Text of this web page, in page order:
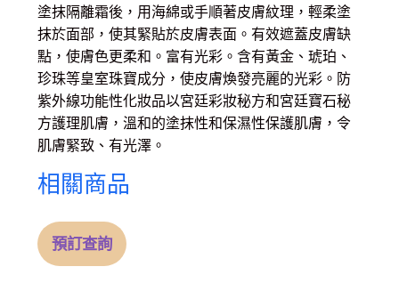
塗抹隔離霜後，用海綿或手順著皮膚紋理，輕柔塗
抹於面部 ，使其緊貼於皮膚表面。有效遮蓋皮膚缺
點，使膚色更柔和。富有光彩。含有黃金、 琥珀、
珍珠等皇室珠寶成分，使皮膚煥發亮麗的光彩。防
紫外線功能性化妝品以宮廷彩妝秘方和宮廷寶石秘
方護理肌膚，溫和的塗抹性和保濕性保護肌膚，令
肌膚緊致、有光澤。
相關商品
預訂查詢